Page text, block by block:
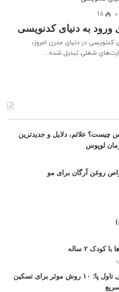
۰ 16
به دنیای کدنویسی
کدنویسی در دنیای مدرن امروز،
شغلی تبدیل شده…
چیست؟ علائم، دلایل و جدیدترین
لوپوس
روغن آرگان برای مو
کودک ۲ ساله
درمان خانگی تاول پا؛ ۱۰ روش موثر برای تسکین